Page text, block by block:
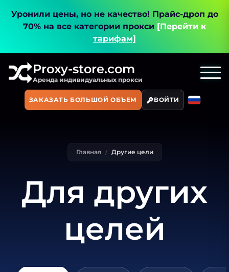
Уронили цены, но не качество! Прайс-дроп до
70% на все категории прокси [Перейти к
тарифам]
Proxy-store.com
Аренда индивидуальных прокси
ЗАКАЗАТЬ БОЛЬШОЙ ОБЪЕМ ВОЙТИ
Главная Другие цели
Для других
целей